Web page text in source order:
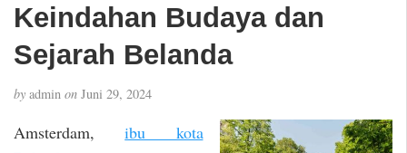
o
n
Keindahan Budaya dan
Sejarah Belanda
by admin on Juni 29, 2024
Amsterdam,ibu kota